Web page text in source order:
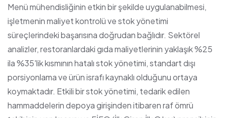
Menü mühendisliğinin etkin bir şekilde uygulanabilmesi,
işletmenin maliyet kontrolü ve stok yönetimi
süreçlerindeki başarısına doğrudan bağlıdır. Sektörel
analizler, restoranlardaki gıda maliyetlerinin yaklaşık %25
ila %35'lik kısmının hatalı stok yönetimi, standart dışı
porsiyonlama ve ürün israfı kaynaklı olduğunu ortaya
koymaktadır. Etkili bir stok yönetimi, tedarik edilen
hammaddelerin depoya girişinden itibaren raf ömrü